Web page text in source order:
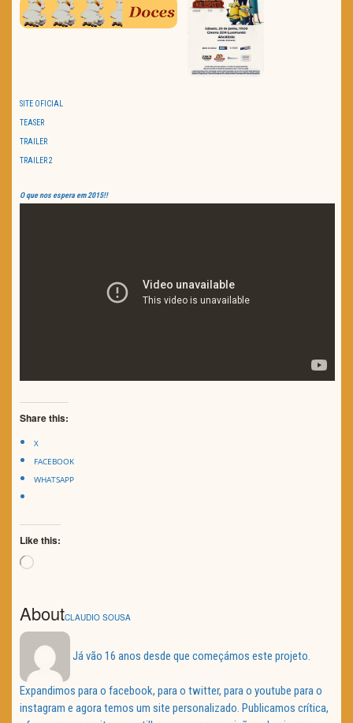
SITE OFICIAL
TEASER
TRAILER
TRAILER 2
O que nos espera em 2015!!
Share this:
X
FACEBOOK
WHATSAPP
Like this:
Loading…
AboutCLAUDIO SOUSA
Já vão 16 anos desde que começámos este projeto.
Expandimos para o facebook, para o twitter, para o youtube para o
instagram e agora temos um site personalizado. Publicamos crítica,